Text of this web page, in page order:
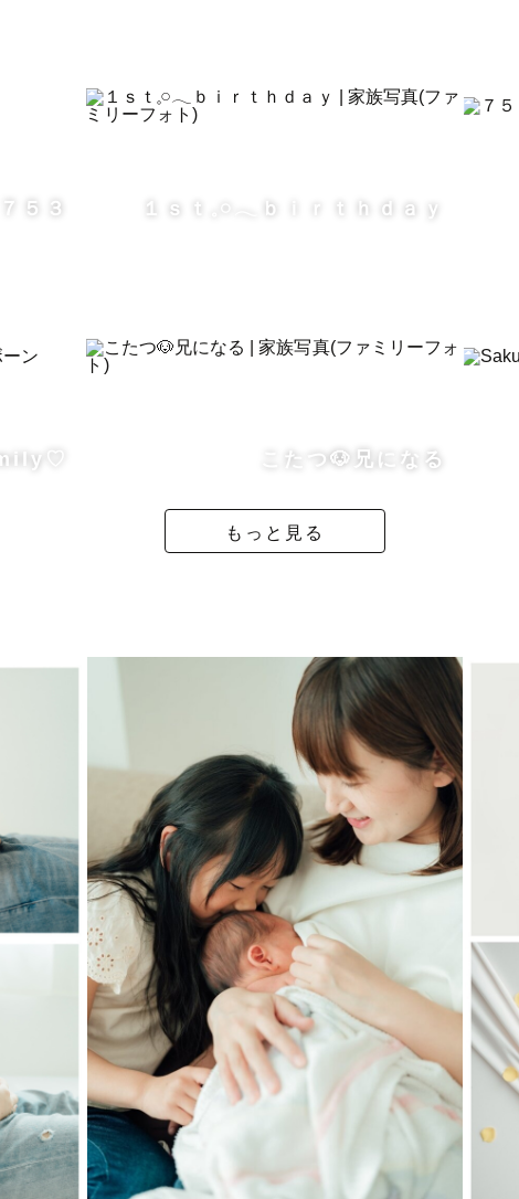
方がほどんどなので場所決めや撮影までの流れや当日の
も、ポージングの指示などもこちらで細かくさせていた
、ヤンチャなお子様もお子様のペースに合わせて撮影し
５３ １ｓｔ𓈒𓏸𓂃ｂｉｒｔｈｄａｙ
こたつ🐶兄になる
もっと見る